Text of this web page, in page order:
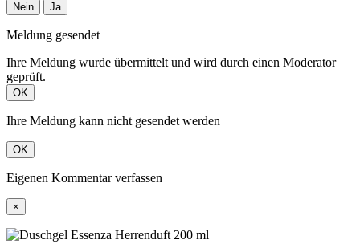
Nein Ja
Meldung gesendet
Ihre Meldung wurde übermittelt und wird durch einen Moderator
geprüft.
OK
Ihre Meldung kann nicht gesendet werden
OK
Eigenen Kommentar verfassen
×